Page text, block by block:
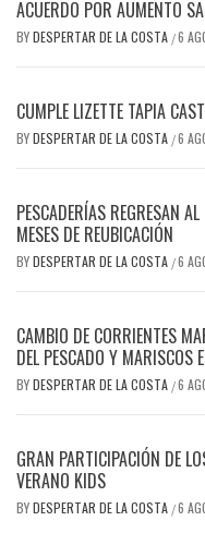
ACUERDO POR AUMENTO
BYDESPERTAR DE LA COSTA /6
CUMPLE LIZETTE TAPIA
BYDESPERTAR DE LA COSTA /6
PESCADERÍAS REGRESAN
MESES DE REUBICACIÓN
BYDESPERTAR DE LA COSTA /6
CAMBIO DE CORRIENTES
DEL PESCADO Y MARISCOS
BYDESPERTAR DE LA COSTA /6
GRAN PARTICIPACIÓN DE
VERANO KIDS
BYDESPERTAR DE LA COSTA /6